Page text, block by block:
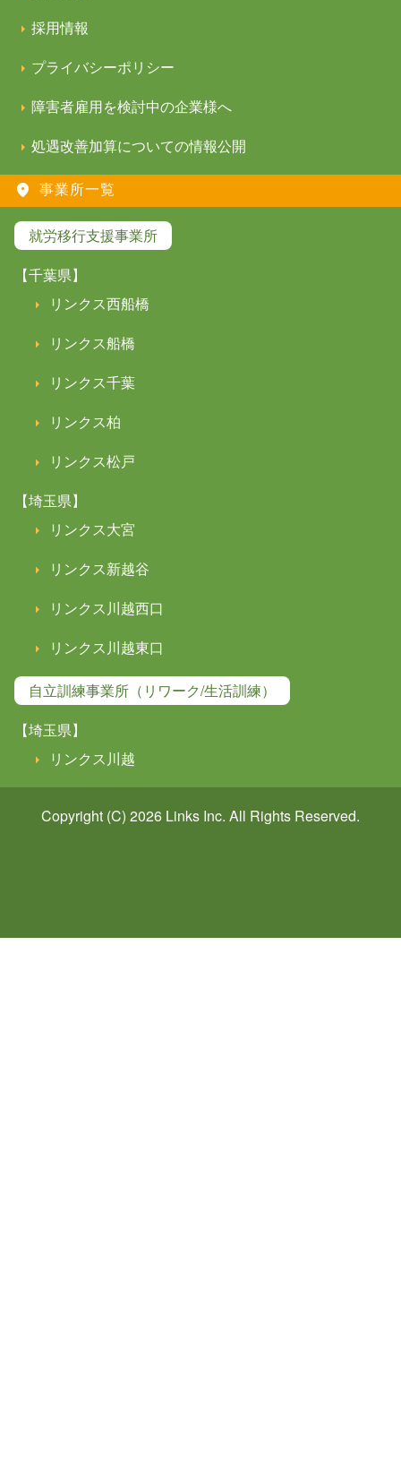
採用情報
プライバシーポリシー
障害者雇用を検討中の企業様へ
処遇改善加算についての情報公開
事業所一覧
就労移行支援事業所
【千葉県】
リンクス西船橋
リンクス船橋
リンクス千葉
リンクス柏
リンクス松戸
【埼玉県】
リンクス大宮
リンクス新越谷
リンクス川越西口
リンクス川越東口
自立訓練事業所（リワーク/生活訓練）
【埼玉県】
リンクス川越
Copyright (C) 2026 Links Inc. All Rights Reserved.